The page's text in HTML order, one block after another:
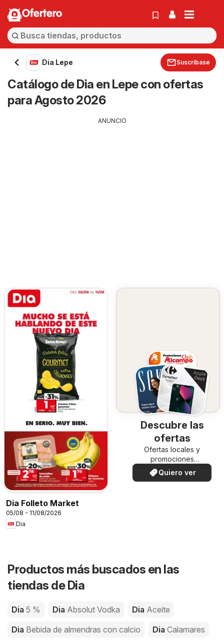
Ofertero
Dia Lepe Suscríbase
Catálogo de Dia en Lepe con ofertas
para Agosto 2026
ANUNCIO
Dia Folleto Market
05/08 - 11/08/2026
Dia
Descubre las
ofertas
Ofertas locales y
promociones
especiales.
Quiero ver
Productos más buscados en las
tiendas de Dia
Dia 5 % Dia Absolut Vodka Dia Aceite
Dia Bebida de almendras con calcio Dia Calamares